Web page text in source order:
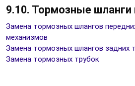
9.10. Тормозные шланги
Замена тормозных шлангов
механизмов
Замена тормозных шлангов задних
Замена тормозных трубок